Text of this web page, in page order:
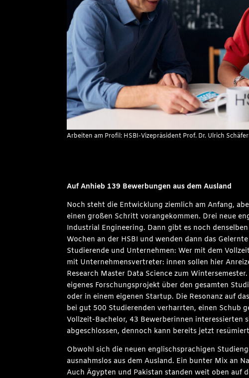
Arbeiten am Profil: HSBI-Vizepräsident Prof. Dr. Ulrich
Auf Anhieb 139 Bewerbungen aus dem Ausland
Noch steht die Entwicklung ziemlich am Anfang,
einen großen Schritt vorangekommen. Drei neue
Industrial Engineering. Dann gibt es noch
Wochen an der HSBI und wenden dann das
Studierende und Unternehmen: Wer mit dem
mit Unternehmensvertreter: innen sollen hier
Research Master Data Science zum
eigenes Forschungsprojekt über den gesamten
oder in einem eigenen Startup. Die Resonanz auf
bei gut 500 Studierenden verharrten, einen Schub
Vollzeit-Bachelor, 43 Bewerberinnen interessierten
abgeschlossen, dennoch kann bereits jetzt
Obwohl sich die neuen englischsprachigen
ausnahmslos aus dem Ausland. Ein bunter Mix an
Auch Ägypten und Pakistan standen weit oben auf